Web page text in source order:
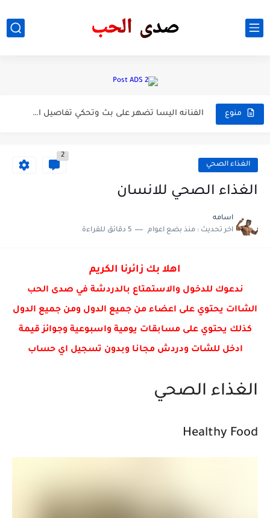
منوع الفنانه اليسا تضهر على بث وتحكي تفاصيل اكتشافه للمرض السرطان...
الغذاء الصحي
2
الغذاء الصحي للانسان
اسامه
اخر تحديث : منذ بضع اعوام 5 دقائق للقراءة
اهلا بك زائرنا الكريم
ندعوك للدخول والاستمتاع بالدردشة في صدى الحب
الشاات يحتوي على اعضاء من جميع الدول ومن جميع الدول
كذلك يحتوي على مسابقات يومية واسبوعية وجوائز قيمة
ادخل للشات ودردش مجانا وبدون تسجيل اي حساب
الغذاء الصحي
Healthy Food